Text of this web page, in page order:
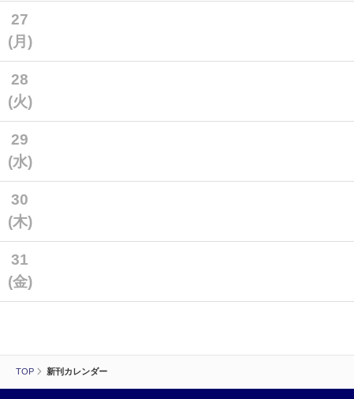
TOP 新刊カレンダー
27
(月)
28
(火)
29
(水)
30
(木)
31
(金)